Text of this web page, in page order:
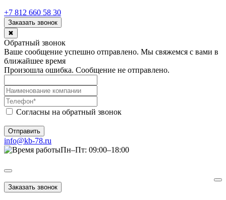
+7 812 660 58 30
Заказать звонок
✖
Обратный звонок
Ваше сообщение успешно отправлено. Мы свяжемся с вами в
ближайшее время
Произошла ошибка. Сообщение не отправлено.
Согласны на обратный звонок
Отправить
info@kb-78.ru
Пн–Пт: 09:00–18:00
Заказать звонок